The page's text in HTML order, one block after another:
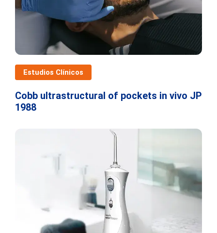
Estudios Clínicos
Cobb ultrastructural of pockets in vivo JP
1988